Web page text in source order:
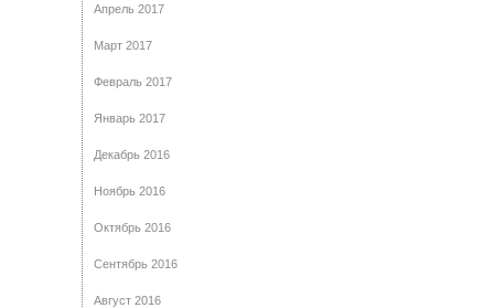
Апрель 2017
Март 2017
Февраль 2017
Январь 2017
Декабрь 2016
Ноябрь 2016
Октябрь 2016
Сентябрь 2016
Август 2016